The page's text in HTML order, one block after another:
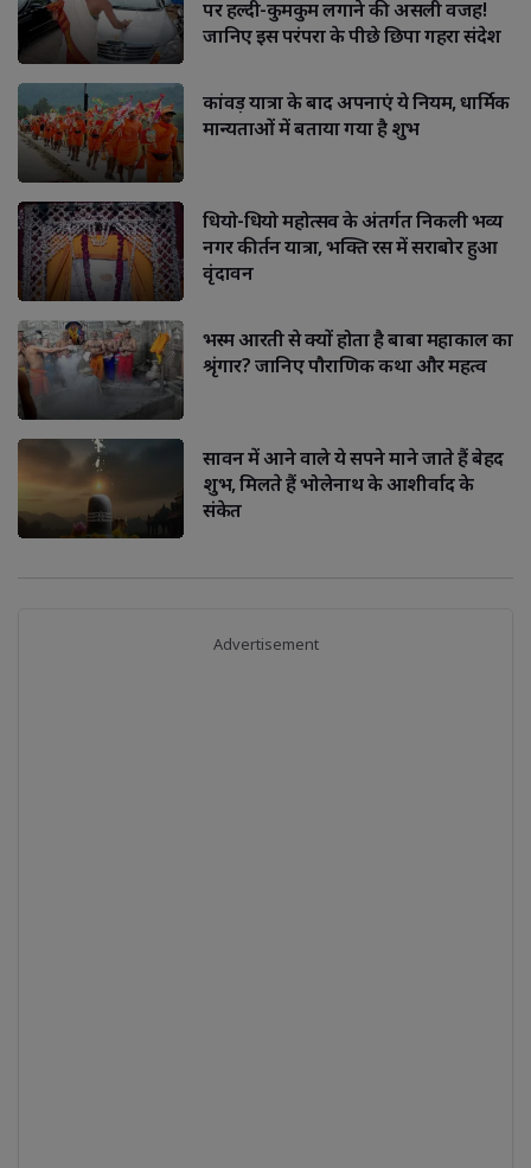
पर हल्दी-कुमकुम लगाने की असली वजह!
जानिए इस परंपरा के पीछे छिपा गहरा संदेश
कांवड़ यात्रा के बाद अपनाएं ये नियम, धार्मिक
मान्यताओं में बताया गया है शुभ
धियो-धियो महोत्सव के अंतर्गत निकली भव्य
नगर कीर्तन यात्रा, भक्ति रस में सराबोर हुआ
वृंदावन
भस्म आरती से क्यों होता है बाबा महाकाल का
श्रृंगार? जानिए पौराणिक कथा और महत्व
सावन में आने वाले ये सपने माने जाते हैं बेहद
शुभ, मिलते हैं भोलेनाथ के आशीर्वाद के
संकेत
Advertisement